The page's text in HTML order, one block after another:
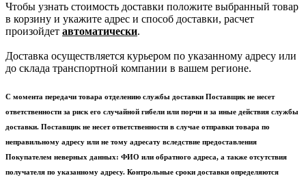
Чтобы узнать стоимость доставки положите выбранный товар
в корзину и укажите адрес и способ доставки, расчет
произойдет автоматически.
Доставка осуществляется курьером по указанному адресу или
до склада транспортной компании в вашем регионе.
С момента передачи товара отделению службы доставки Поставщик не несет
ответственности за риск его случайной гибели или порчи и за иные действия службы
доставки. Поставщик не несет ответственности в случае отправки товара по
неправильному адресу или не тому адресату вследствие предоставления
Покупателем неверных данных: ФИО или обратного адреса, а также отсутствия
получателя по указанному адресу. Контрольные сроки доставки определяются